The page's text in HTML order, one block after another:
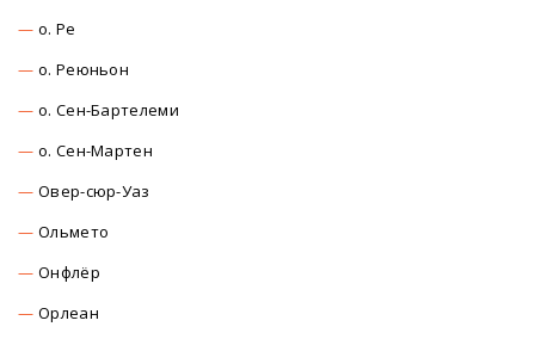
о. Ре
о. Реюньон
о. Сен-Бартелеми
о. Сен-Мартен
Овер-сюр-Уаз
Ольмето
Онфлёр
Орлеан